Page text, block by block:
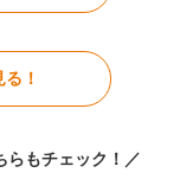
！
らもチェック！／